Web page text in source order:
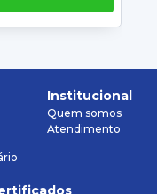
Institucional
Quem somos
Atendimento